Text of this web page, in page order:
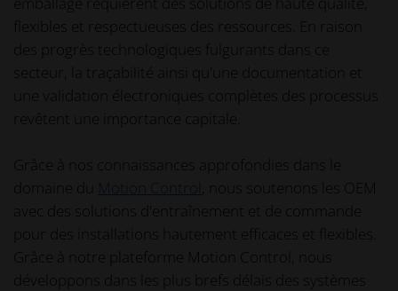
flexibles et respectueuses des ressources. En raison
des progrès technologiques fulgurants dans ce
secteur, la traçabilité ainsi qu'une documentation et
une validation électroniques complètes des processus
revêtent une importance capitale.
Grâce à nos connaissances approfondies dans le
domaine du Motion Control
, nous soutenons les OEM
avec des solutions d'entraînement et de commande
pour des installations hautement efficaces et flexibles.
Grâce à notre plateforme Motion Control, nous
développons dans les plus brefs délais des systèmes